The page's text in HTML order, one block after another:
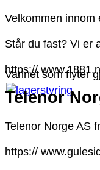
Vannet som flyter
Velkommen innom
Står du fast? Vi er
https://
Telenor
Telenor Norge AS
https://